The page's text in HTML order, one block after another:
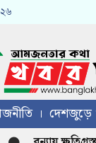
দেশজুড়ে